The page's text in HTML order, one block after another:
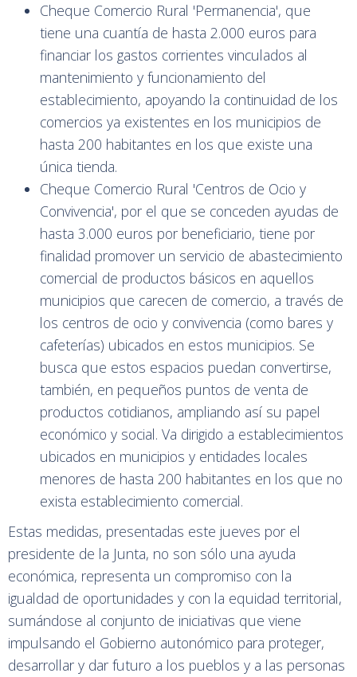
Cheque Comercio Rural 'Permanencia', que
tiene una cuantía de hasta 2.000 euros para
financiar los gastos corrientes vinculados al
mantenimiento y funcionamiento del
establecimiento, apoyando la continuidad de los
comercios ya existentes en los municipios de
hasta 200 habitantes en los que existe una
única tienda.
Cheque Comercio Rural 'Centros de Ocio y
Convivencia', por el que se conceden ayudas de
hasta 3.000 euros por beneficiario, tiene por
finalidad promover un servicio de abastecimiento
comercial de productos básicos en aquellos
municipios que carecen de comercio, a través de
los centros de ocio y convivencia (como bares y
cafeterías) ubicados en estos municipios. Se
busca que estos espacios puedan convertirse,
también, en pequeños puntos de venta de
productos cotidianos, ampliando así su papel
económico y social. Va dirigido a establecimientos
ubicados en municipios y entidades locales
menores de hasta 200 habitantes en los que no
exista establecimiento comercial.
Estas medidas, presentadas este jueves por el
presidente de la Junta, no son sólo una ayuda
económica, representa un compromiso con la
igualdad de oportunidades y con la equidad territorial,
sumándose al conjunto de iniciativas que viene
impulsando el Gobierno autonómico para proteger,
desarrollar y dar futuro a los pueblos y a las personas